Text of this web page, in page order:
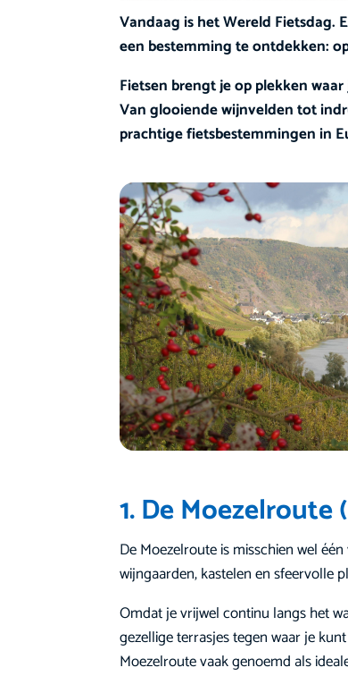
Vandaag is het Wereld Fietsdag.
een bestemming te ontdekken:
Fietsen brengt je op plekken
Van glooiende wijnvelden tot
prachtige fietsbestemmingen in
1. De
De Moezelroute is misschien wel
wijngaarden, kastelen en sfeervolle
Omdat je vrijwel continu langs het
gezellige terrasjes tegen waar je
Moezelroute vaak genoemd als